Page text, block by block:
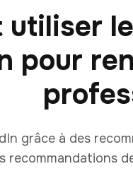
utiliser
pour
grâce à des
recommandations